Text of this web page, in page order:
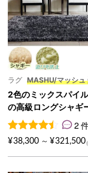
ラグ MASHU/マッシュ
2色のミックスパイ
の高級ロングシャギ
ダーラグ『MASHU/
2
件の利用者評価に
2
¥38,300 ～ ¥321,500